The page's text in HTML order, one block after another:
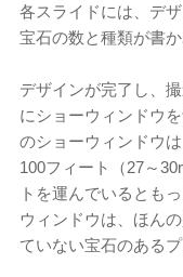
各スライドには、デ
宝石の数と種類が書か
デザインが完了し、
にショーウィンドウ
のショーウィンドウ
100フィート（27～
トを運んでいるとも
ウィンドウは、ほん
ていない宝石のある